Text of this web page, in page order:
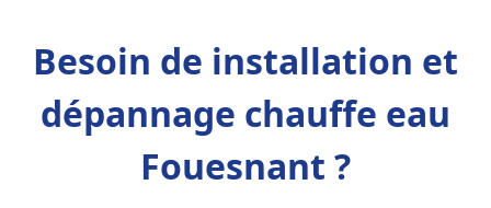
Besoin de installation et
dépannage chauffe eau
Fouesnant ?